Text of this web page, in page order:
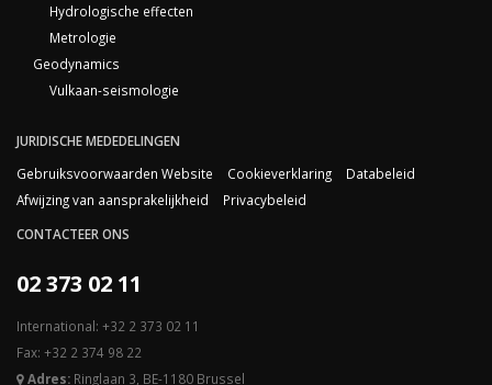
Hydrologische effecten
Metrologie
Geodynamics
Vulkaan-seismologie
JURIDISCHE MEDEDELINGEN
Gebruiksvoorwaarden Website
Cookieverklaring
Databeleid
Afwijzing van aansprakelijkheid
Privacybeleid
CONTACTEER ONS
02 373 02 11
International: +32 2 373 02 11
Fax: +32 2 374 98 22
Adres: Ringlaan 3, BE-1180 Brussel